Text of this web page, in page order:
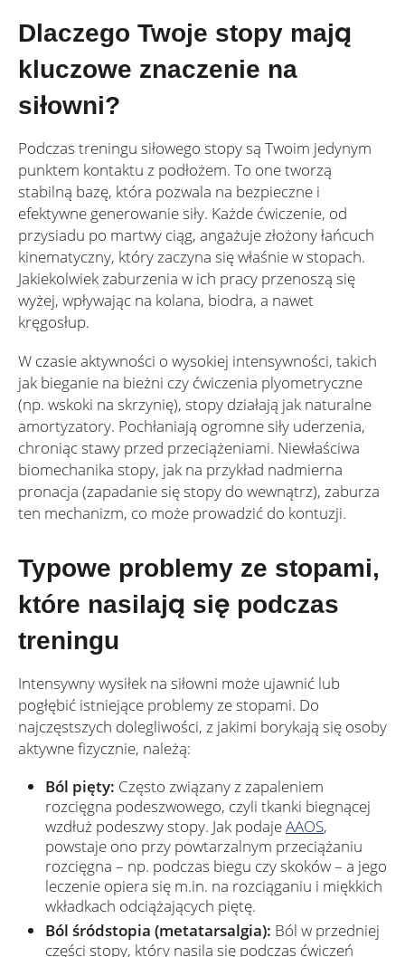
Dlaczego Twoje stopy mają
kluczowe znaczenie na
siłowni?
Podczas treningu siłowego stopy są Twoim jedynym
punktem kontaktu z podłożem. To one tworzą
stabilną bazę, która pozwala na bezpieczne i
efektywne generowanie siły. Każde ćwiczenie, od
przysiadu po martwy ciąg, angażuje złożony łańcuch
kinematyczny, który zaczyna się właśnie w stopach.
Jakiekolwiek zaburzenia w ich pracy przenoszą się
wyżej, wpływając na kolana, biodra, a nawet
kręgosłup.
W czasie aktywności o wysokiej intensywności, takich
jak bieganie na bieżni czy ćwiczenia plyometryczne
(np. wskoki na skrzynię), stopy działają jak naturalne
amortyzatory. Pochłaniają ogromne siły uderzenia,
chroniąc stawy przed przeciążeniami. Niewłaściwa
biomechanika stopy, jak na przykład nadmierna
pronacja (zapadanie się stopy do wewnątrz), zaburza
ten mechanizm, co może prowadzić do kontuzji.
Typowe problemy ze stopami,
które nasilają się podczas
treningu
Intensywny wysiłek na siłowni może ujawnić lub
pogłębić istniejące problemy ze stopami. Do
najczęstszych dolegliwości, z jakimi borykają się osoby
aktywne fizycznie, należą:
Ból pięty: Często związany z zapaleniem
rozcięgna podeszwowego, czyli tkanki biegnącej
wzdłuż podeszwy stopy. Jak podajeAAOS,
powstaje ono przy powtarzalnym przeciążaniu
rozcięgna – np. podczas biegu czy skoków – a jego
leczenie opiera się m.in. na rozciąganiu i miękkich
wkładkach odciążających piętę.
Ból śródstopia (metatarsalgia): Ból w przedniej
części stopy, który nasila się podczas ćwiczeń